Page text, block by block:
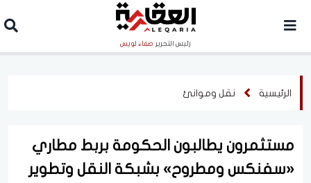
رئيس التحرير صفاء لويس
الرئيسية نقل وموانئ
مستثمرون يطالبون الحكومة بربط مطاري
«سفنكس ومطروح» بشبكة النقل وتطوير